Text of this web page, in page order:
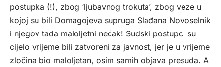
postupka (!), zbog ‘ljubavnog trokuta’, zbog veze u
kojoj su bili Domagojeva supruga Slađana Novoselnik
i njegov tada maloljetni nećak! Sudski postupci su
cijelo vrijeme bili zatvoreni za javnost, jer je u vrijeme
zločina bio maloljetan, osim samih objava presuda. A